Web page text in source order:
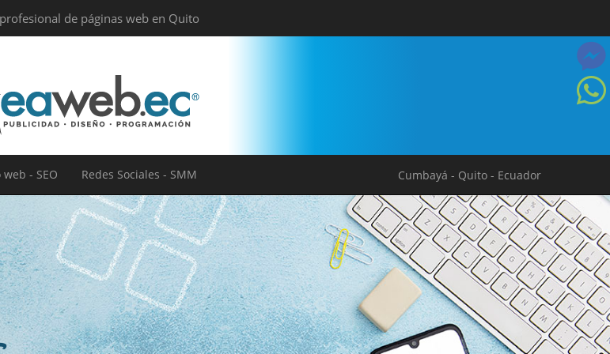
de páginas web en Quito
- SEO Redes Sociales - SMM Cumbayá - Quito - Ecuador